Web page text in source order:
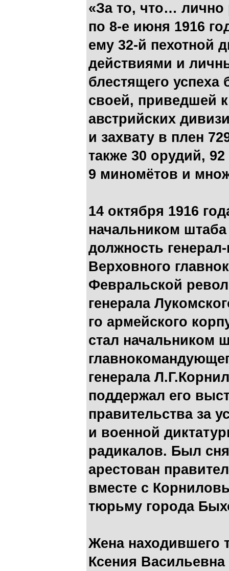
«За то, что… лично
по 8-е июня 1916
ему 32-й пехотной
действиями и
блестящего
своей, приведшей
австрийских
и захвату в плен
также 30 орудий,
9 миномётов и
14 октября 1916
начальником
должность
Верховного
Февральской
генерала
го армейского
стал начальником
генерала
поддержал его
правительства за
и военной
радикалов. Был
арестован
вместе с
тюрьму города
Жена находившего
Ксения